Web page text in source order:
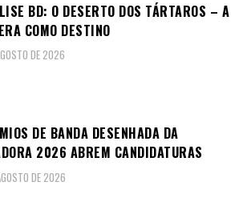
BD: O DESERTO DOS TÁRTAROS – A
COMO DESTINO
DE 2026
DE BANDA DESENHADA DA
2026 ABREM CANDIDATURAS
DE 2026